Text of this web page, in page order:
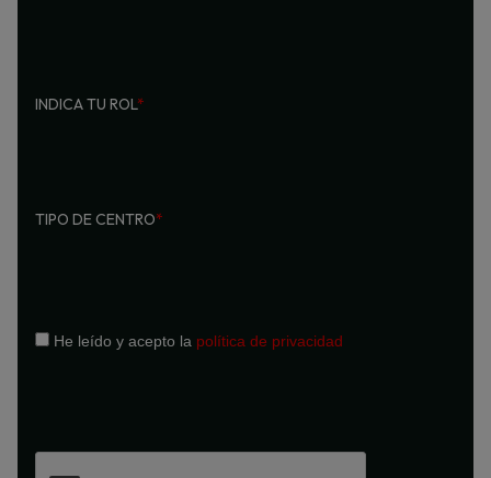
INDICA TU ROL*
TIPO DE CENTRO*
He leído y acepto la política de privacidad